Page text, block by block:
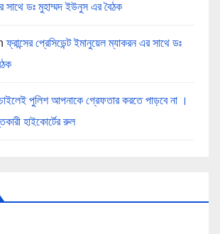
সাথে ডঃ মুহাম্মদ ইউনুস এর বৈঠক
ফ্রান্সের প্রেসিডেন্ট ইমানুয়েল ম্যাকরন এর সাথে ডঃ
পুলিশ আপনাকে গ্রেফতার করতে পাড়বে না ।
হাইকোর্টের রুল